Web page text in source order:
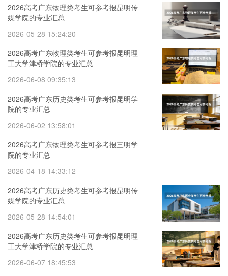
2026高考广东物理类考生可参考报昆明传
媒学院的专业汇总
2026-05-28 15:24:20
2026高考广东物理类考生可参考报昆明理
工大学津桥学院的专业汇总
2026-06-08 09:35:13
2026高考广东历史类考生可参考报昆明学
院的专业汇总
2026-06-02 13:58:01
2026高考广东物理类考生可参考报三明学
院的专业汇总
2026-04-18 14:33:12
2026高考广东历史类考生可参考报昆明传
媒学院的专业汇总
2026-05-28 14:54:01
2026高考广东历史类考生可参考报昆明理
工大学津桥学院的专业汇总
2026-06-07 18:45:53